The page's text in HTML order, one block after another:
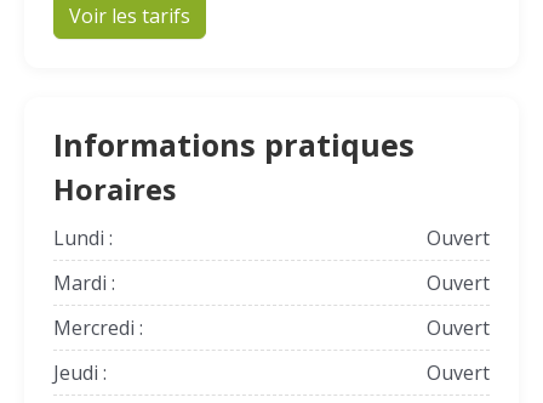
Voir les tarifs
Informations pratiques
Horaires
Lundi :
Ouvert
Mardi :
Ouvert
Mercredi :
Ouvert
Jeudi :
Ouvert